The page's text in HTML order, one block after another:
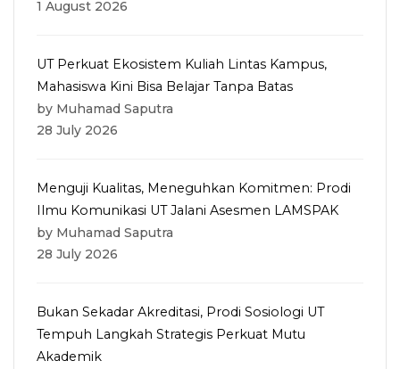
1 August 2026
UT Perkuat Ekosistem Kuliah Lintas Kampus,
Mahasiswa Kini Bisa Belajar Tanpa Batas
by Muhamad Saputra
28 July 2026
Menguji Kualitas, Meneguhkan Komitmen: Prodi
Ilmu Komunikasi UT Jalani Asesmen LAMSPAK
by Muhamad Saputra
28 July 2026
Bukan Sekadar Akreditasi, Prodi Sosiologi UT
Tempuh Langkah Strategis Perkuat Mutu
Akademik